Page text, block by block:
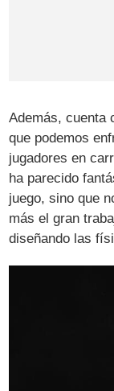
Además, cuenta
que podemos
jugadores en
ha parecido
juego, sino que
más el gran
diseñando las